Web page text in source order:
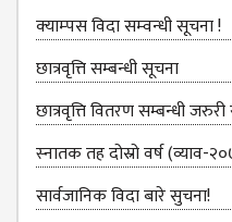
KMC INTAKE
CAPACITY
RESULT
REPORTS &
PUBLICATION
AUDIT
REPORT
क्‍याम्‍पस विदा सम्‍वन्‍धी सूचना !
छात्रवृत्ति सम्बन्धी सूचना
छात्रवृत्ति वितरण सम्बन्धी
स्‍नातक तह दोस्रो वर्ष (व्याव-
सार्वजानिक विदा बारे सुचना!